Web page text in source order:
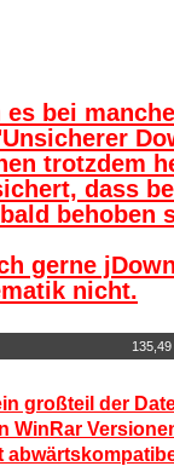
bei
trotzdem
dass
behoben
gerne
nicht.
großteil der
WinRar